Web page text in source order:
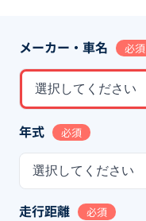
メーカー・車名 必須
選択してください
年式 必須
選択してください
走行距離 必須